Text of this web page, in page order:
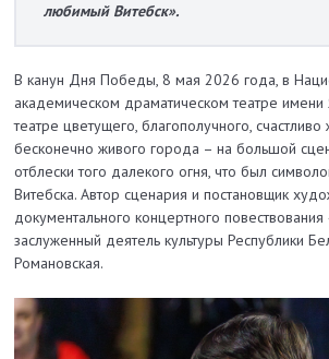
любимый Витебск».
В канун Дня Победы, 8 мая 2026 года, в
академическом драматическом театре имени
театре цветущего, благополучного,
бесконечно живого города – на большой
отблески того далекого огня, что был
Витебска. Автор сценария и постановщик
документального концертного
заслуженный деятель культуры Республики
Романовская.